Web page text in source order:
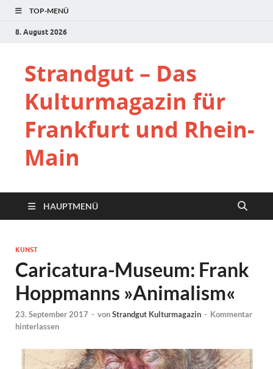
TOP-MENÜ
8. August 2026
Strandgut – Das
Kulturmagazin für
Frankfurt und Rhein-
Main
HAUPTMENÜ
KUNST
Caricatura-Museum: Frank
Hoppmanns »Animalism«
23. September 2017 - vonStrandgut Kulturmagazin - Kommentar
hinterlassen